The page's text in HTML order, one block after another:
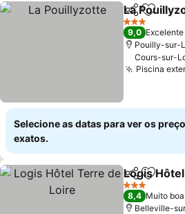
Partilhar
La
3 Estrelas
9,0 Excelente
Pouilly-sur-
Cours-sur-
Piscina
Selecione as datas para ver os
exatos.
Partilhar
Logis
3 Estrelas
8,4 Muito boa
Belleville-